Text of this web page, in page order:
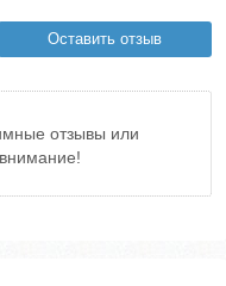
Оставить отзыв
отзывы или